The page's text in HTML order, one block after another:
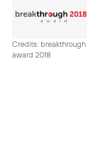
Credits: breakthrough
award 2018